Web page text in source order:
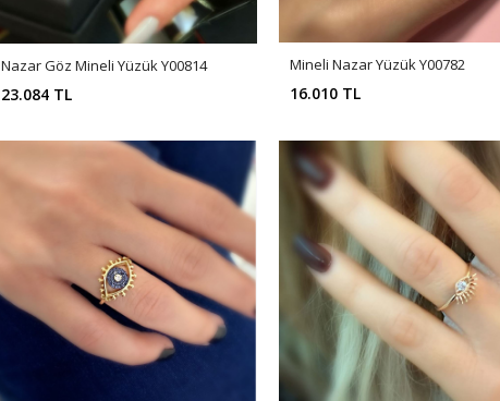
Nazar Göz Mineli Yüzük Y00814
23.084 TL
Mineli Nazar Yüzük Y00782
16.010 TL